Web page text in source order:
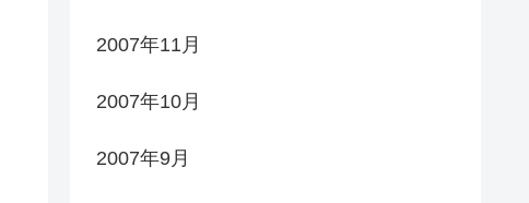
2007年11月
2007年10月
2007年9月